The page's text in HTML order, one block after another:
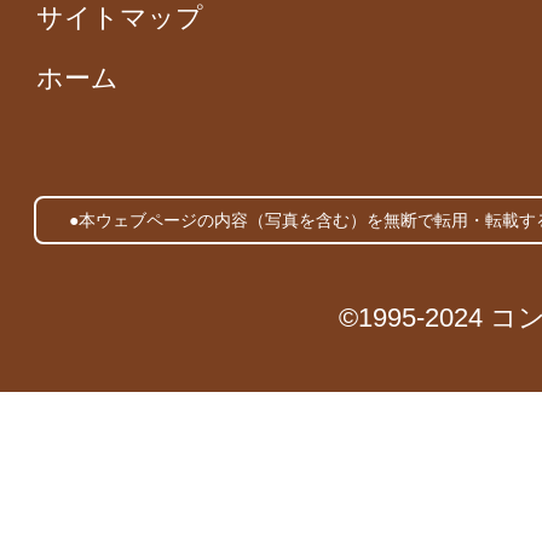
サイトマップ
ホーム
●本ウェブページの内容（写真を含む）を無断で転用・転載
©1995-2024 コ